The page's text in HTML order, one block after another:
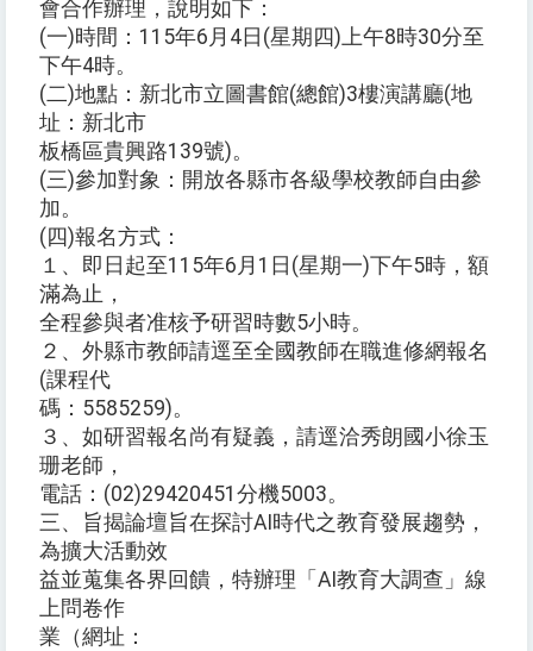
會合作辦理，說明如下：
(一)時間：115年6月4日(星期四)上午8時30分至
下午4時。
(二)地點：新北市立圖書館(總館)3樓演講廳(地
址：新北市
板橋區貴興路139號)。
(三)參加對象：開放各縣市各級學校教師自由參
加。
(四)報名方式：
１、即日起至115年6月1日(星期一)下午5時，額
滿為止，
全程參與者准核予研習時數5小時。
２、外縣市教師請逕至全國教師在職進修網報名
(課程代
碼：5585259)。
３、如研習報名尚有疑義，請逕洽秀朗國小徐玉
珊老師，
電話：(02)29420451分機5003。
三、旨揭論壇旨在探討AI時代之教育發展趨勢，
為擴大活動效
益並蒐集各界回饋，特辦理「AI教育大調查」線
上問卷作
業（網址：